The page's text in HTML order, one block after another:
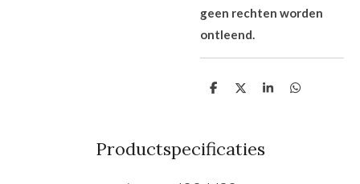
geen rechten worden
ontleend.
D
n
D
S
D
Productspecificaties